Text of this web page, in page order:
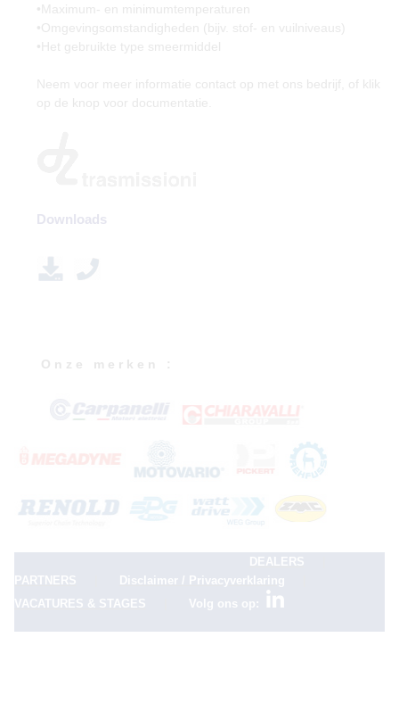
•Maximum- en minimumtemperaturen
•Omgevingsomstandigheden (bijv. stof- en vuilniveaus)
•Het gebruikte type smeermiddel
Neem voor meer informatie contact op met ons bedrijf, of klik
op de knop voor documentatie.
Downloads
O n z e m e r k e n :
DEALERS
PARTNERS Disclaimer / Privacyverklaring
VACATURES & STAGES Volg ons op: